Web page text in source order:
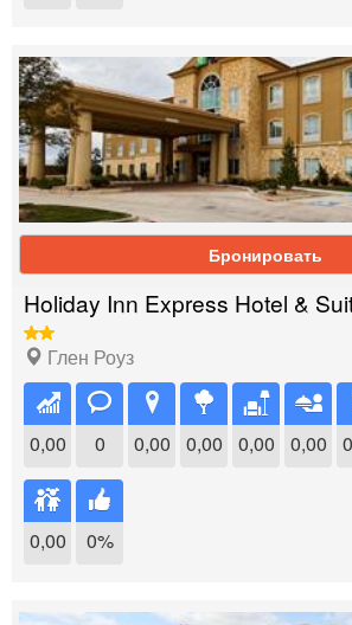
Бронировать
Holiday Inn Express Hotel &
Глен Роуз
0,00 0 0,00 0,00 0,00 0,00
0,00 0%